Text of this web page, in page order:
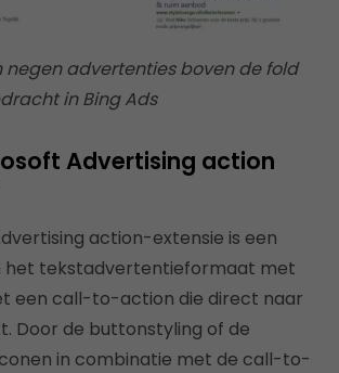
negen advertenties boven de fold
in Bing Ads
Advertising action
action-extensie is een
het tekstadvertentieformaat met
een call-to-action die direct naar
Door de buttonstyling of de
in combinatie met de call-to-